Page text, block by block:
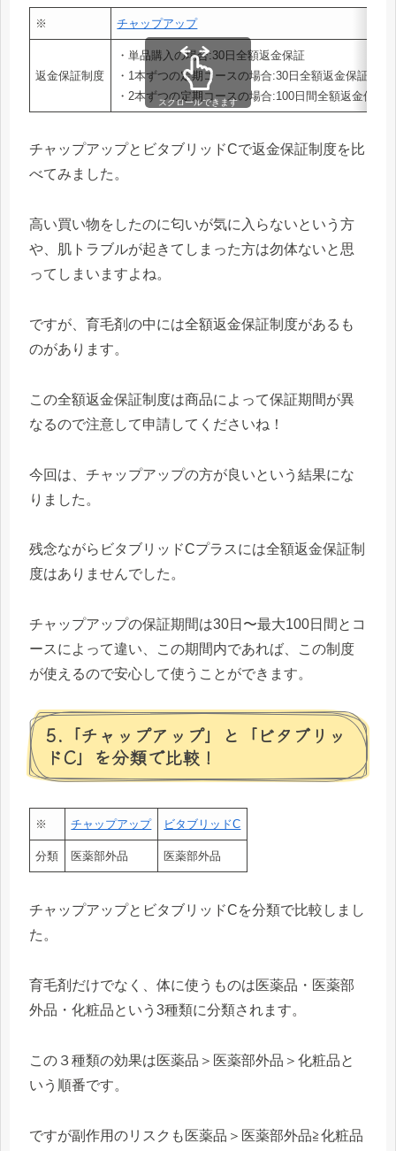
※ チャップアップ
返金保証制度
・単品購入の場合:30日全額返金保証
・1本ずつの定期コースの場合:30日全額返金保証（1
・2本ずつの定期コースの場合:100日間全額返金保証
スクロールできます
チャップアップとビタブリッドCで返金保証制度を比
べてみました。
高い買い物をしたのに匂いが気に入らないという方
や、肌トラブルが起きてしまった方は勿体ないと思
ってしまいますよね。
ですが、育毛剤の中には全額返金保証制度があるも
のがあります。
この全額返金保証制度は商品によって保証期間が異
なるので注意して申請してくださいね！
今回は、チャップアップの方が良いという結果にな
りました。
残念ながらビタブリッドCプラスには全額返金保証制
度はありませんでした。
チャップアップの保証期間は30日〜最大100日間とコ
ースによって違い、この期間内であれば、この制度
が使えるので安心して使うことができます。
5.「チャップアップ」と「ビタブリッ
ドC」を分類で比較！
※ チャップアップ ビタブリッドC
分類 医薬部外品 医薬部外品
チャップアップとビタブリッドCを分類で比較しまし
た。
育毛剤だけでなく、体に使うものは医薬品・医薬部
外品・化粧品という3種類に分類されます。
この３種類の効果は医薬品＞医薬部外品＞化粧品と
いう順番です。
ですが副作用のリスクも医薬品＞医薬部外品≧化粧品